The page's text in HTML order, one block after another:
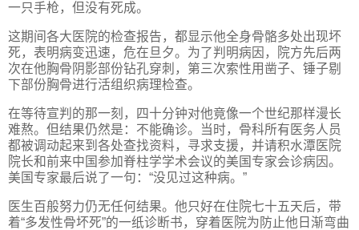
一只手枪，但没有死成。
这期间各大医院的检查报告，都显示他全身骨骼多处出现坏
死，表明病变迅速，危在旦夕。为了判明病因，院方先后两
次在他胸骨阴影部份钻孔穿刺，第三次索性用凿子、锤子剔
下部份胸骨进行活组织病理检查。
在等待宣判的那一刻，四十分钟对他竟像一个世纪那样漫长
难熬。但结果仍然是：不能确诊。当时，骨科所有医务人员
都被调动起来到各处查找资料，寻求支援，并请积水潭医院
院长和前来中国参加脊柱学学术会议的美国专家会诊病因。
美国专家最后说了一句：“没见过这种病。”
医生百般努力仍无任何结果。他只好在住院七十五天后，带
着“多发性骨坏死”的一纸诊断书，穿着医院为防止他日渐弯曲